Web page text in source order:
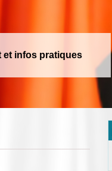
et infos pratiques